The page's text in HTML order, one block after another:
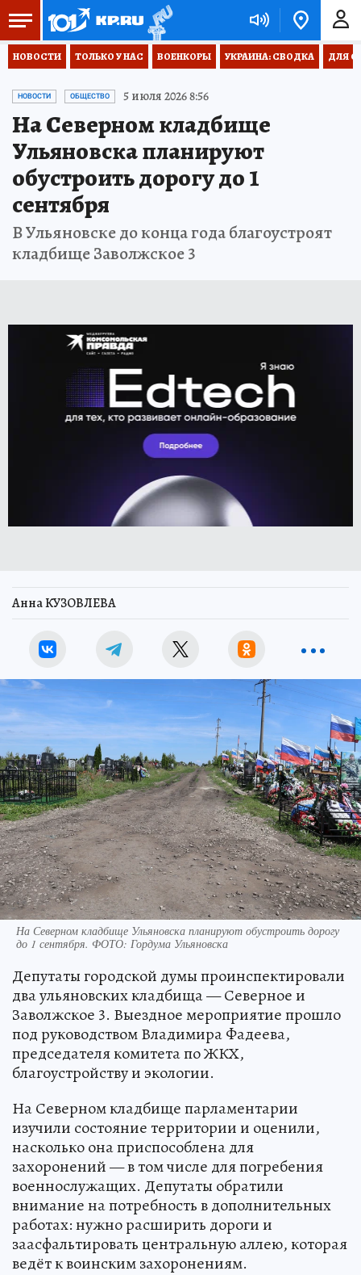
НОВОСТИ ТОЛЬКО У НАС ВОЕНКОРЫ УКРАИНА: СВОДКА ДЛЯ
НОВОСТИ ОБЩЕСТВО 5 июля 2026 8:56
На Северном кладбище
Ульяновска планируют
обустроить дорогу до 1
сентября
В Ульяновске до конца года благоустроят
кладбище Заволжское 3
Анна КУЗОВЛЕВА
На Северном кладбище Ульяновска планируют обустроить дорогу
до 1 сентября. ФОТО: Гордума Ульяновска
Депутаты городской думы проинспектировали
два ульяновских кладбища — Северное и
Заволжское 3. Выездное мероприятие прошло
под руководством Владимира Фадеева,
председателя комитета по ЖКХ,
благоустройству и экологии.
На Северном кладбище парламентарии
изучили состояние территории и оценили,
насколько она приспособлена для
захоронений — в том числе для погребения
военнослужащих. Депутаты обратили
внимание на потребность в дополнительных
работах: нужно расширить дороги и
заасфальтировать центральную аллею, которая
ведёт к воинским захоронениям.